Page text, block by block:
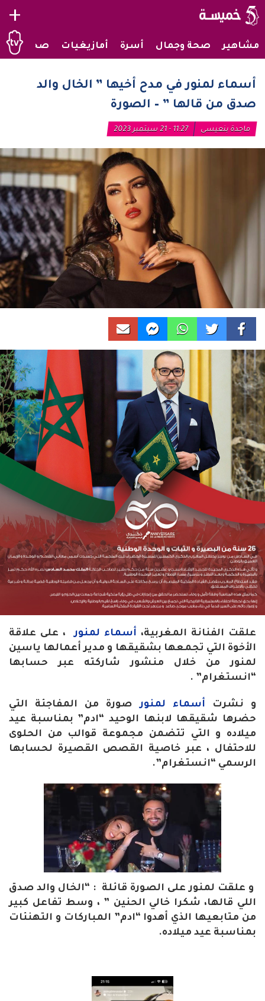
+
مشاهير صحة وجمال أسرة أمازيغيات صحراويات
أسماء لمنور في مدح أخيها ” الخال والد
صدق من قالها ” – الصورة
ماجدة بنعيسى 11:27 - 21 سبتمبر 2023
علقت الفنانة المغربية، أسماء لمنور، على علاقة
الأخوة التي تجمعها بشقيقها و مدير أعمالها ياسين
لمنور من خلال منشور شاركته عبر حسابها
“انستغرام” .
و نشرت أسماء لمنورصورة من المفاجئة التي
حضرها شقيقها لابنها الوحيد “ادم” بمناسبة عيد
ميلاده و التي تتضمن مجموعة قوالب من الحلوى
للاحتفال ، عبر خاصية القصص القصيرة لحسابها
الرسمي “انستغرام”.
و علقت لمنور على الصورة قائلة : “الخال والد صدق
اللي قالها، شكرا خالي الحنين ” ، وسط تفاعل كبير
من متابعيها الذي أهدوا “ادم” المباركات و التهنئات
بمناسبة عيد ميلاده.